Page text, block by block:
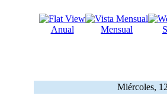
Anual Mensual
Miércoles,